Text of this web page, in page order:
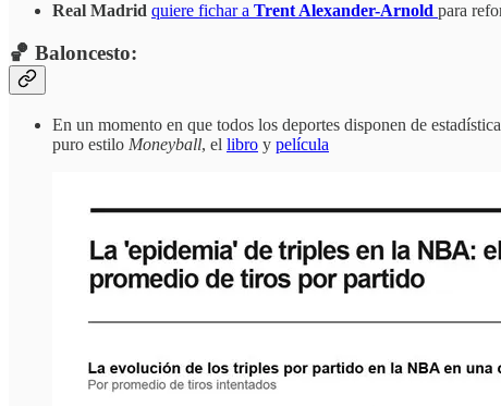
Real Madrid quiere fichar a Trent Alexander-Arnold para
🏀 Baloncesto:
En un momento en que todos los deportes disponen de
puro estilo Moneyball, el libro y película